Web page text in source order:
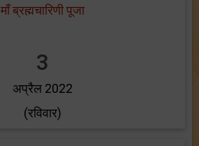
माँ ब्रह्मचारिणी पूजा
3
अप्रैल 2022
(रविवार)